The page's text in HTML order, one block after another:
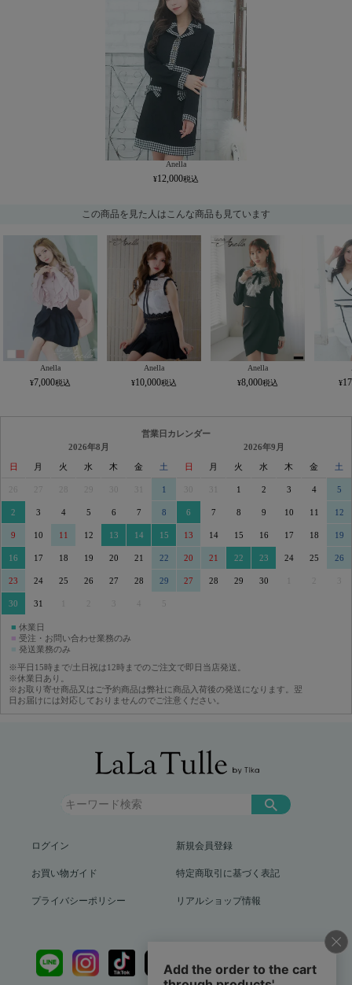
Anella
12,000
この商品を見た人はこんな商品も見ています
Anella
7,000
Anella
10,000
Anella
8,000
営業日カレンダー
2026年8月
日 月 火 水 木 金 土
29 1
2 3 4 5 6 7 8
9 10 11 12 13 14 15
16 17 18 19 20 21 22
23 24 25 26 27 28 29
30 31
2026年9月
日 月 火 水 木 金 土
1 2 3 4 5
6 7 8 9 10 11 12
13 14 15 16 17 18 19
20 21 22 23 24 25 26
27 28 29 30
■ 休業日
■ 受注・お問い合わせ業務のみ
発送業務のみ
※平日15時まで/土日祝は12時までのご注文で即日当店発送。
※休業日あり。
※お取り寄せ商品又はご予約商品は弊社に商品入荷後の発送になります。翌
日お届けには対応しておりませんのでご注意ください。
ログイン 新規会員登録
お買い物ガイド 特定商取引に基づく表記
プライバシーポリシー リアルショップ情報